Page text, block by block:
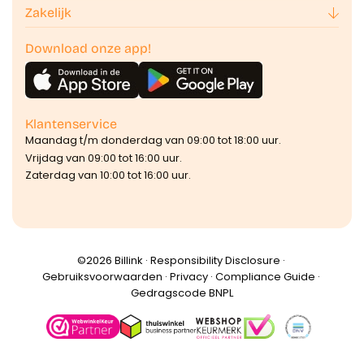
Zakelijk
Download onze app!
Klantenservice
Maandag t/m donderdag van 09:00 tot 18:00 uur.
Vrijdag van 09:00 tot 16:00 uur.
Zaterdag van 10:00 tot 16:00 uur.
©️2026 Billink · Responsibility Disclosure ·
Gebruiksvoorwaarden · Privacy· Compliance Guide ·
Gedragscode BNPL